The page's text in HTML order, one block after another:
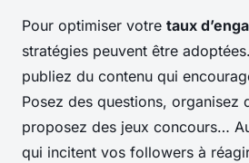
Pour optimiser votre taux
stratégies peuvent être
publiez du contenu qui
Posez des questions, organisez
proposez des jeux concours…
qui incitent vos followers à